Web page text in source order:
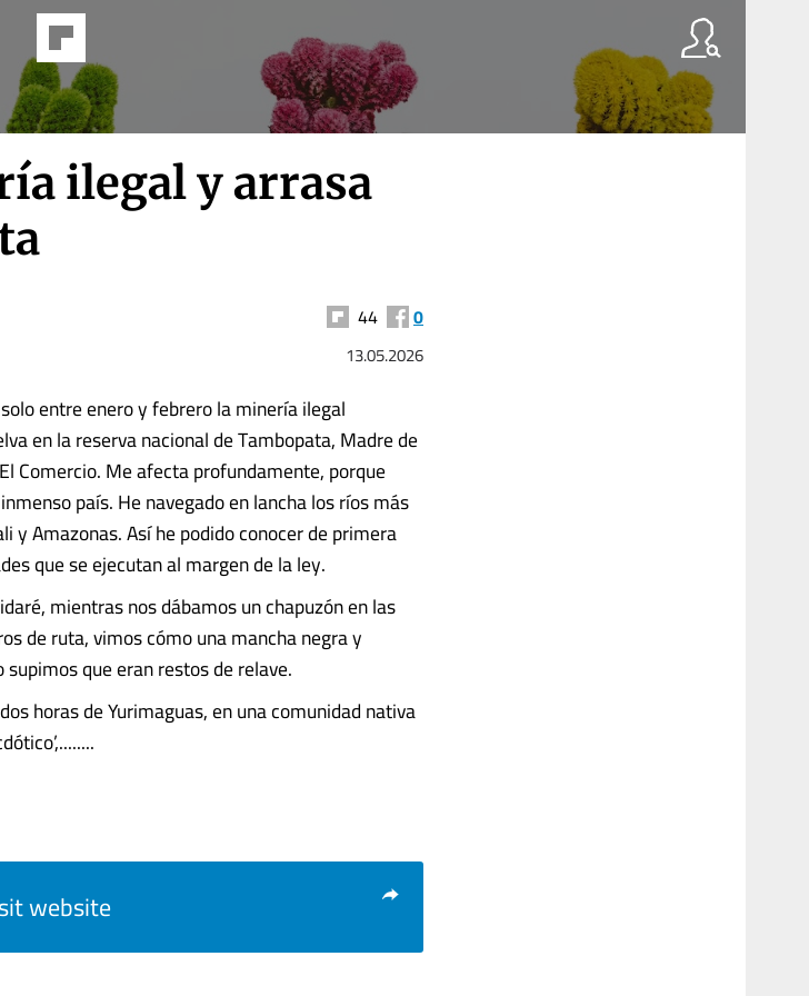
ilegal y arrasa
44 0
13.05.2026
entre enero y febrero la minería ilegal
en la reserva nacional de Tambopata, Madre de
Comercio. Me afecta profundamente, porque
país. He navegado en lancha los ríos más
y Amazonas. Así he podido conocer de primera
que se ejecutan al margen de la ley.
mientras nos dábamos un chapuzón en las
de ruta, vimos cómo una mancha negra y
que eran restos de relave.
horas de Yurimaguas, en una comunidad nativa
website